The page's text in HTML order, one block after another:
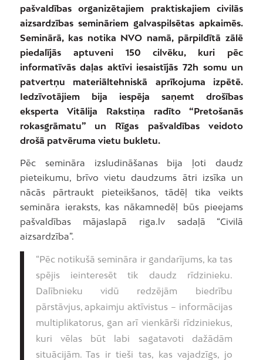
pašvaldības organizētajiem praktiskajiem civilās
aizsardzības semināriem galvaspilsētas apkaimēs.
Seminārā, kas notika NVO namā, pārpildītā zālē
piedalījās aptuveni 150 cilvēku, kuri pēc
informatīvās daļas aktīvi iesaistījās 72h somu un
patvertņu materiāltehniskā aprīkojuma izpētē.
Iedzīvotājiem bija iespēja saņemt drošības
eksperta Vitālija Rakstiņa radīto “Pretošanās
rokasgrāmatu” un Rīgas pašvaldības veidoto
drošā patvēruma vietu bukletu.
Pēc semināra izsludināšanas bija ļoti daudz
pieteikumu, brīvo vietu daudzums ātri izsīka un
nācās pārtraukt pieteikšanos, tādēļ tika veikts
semināra ieraksts, kas nākamnedēļ būs pieejams
pašvaldības mājaslapā riga.lv sadaļā “Civilā
aizsardzība”.
“Pēc notikušā semināra ir gandarījums, ka tas
spējis ieinteresēt tik daudz rīdzinieku.
Dalībnieku vidū redzējām biedrību
pārstāvjus, apkaimju aktīvistus – informācijas
multiplikatorus, gan arī vienkārši rīdziniekus,
kuri vēlas būt labi sagatavoti dažādām
situācijām. Tas ir tieši tas, kas vajadzīgs, jo